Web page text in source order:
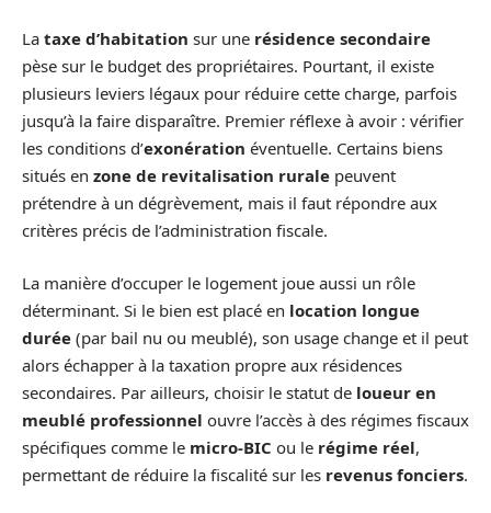
La taxe d’habitation sur une résidence secondaire
pèse sur le budget des propriétaires. Pourtant, il existe
plusieurs leviers légaux pour réduire cette charge, parfois
jusqu’à la faire disparaître. Premier réflexe à avoir : vérifier
les conditions d’exonération éventuelle. Certains biens
situés en zone de revitalisation rurale peuvent
prétendre à un dégrèvement, mais il faut répondre aux
critères précis de l’administration fiscale.
La manière d’occuper le logement joue aussi un rôle
déterminant. Si le bien est placé en location longue
durée (par bail nu ou meublé), son usage change et il peut
alors échapper à la taxation propre aux résidences
secondaires. Par ailleurs, choisir le statut de loueur en
meublé professionnel ouvre l’accès à des régimes fiscaux
spécifiques comme le micro-BIC ou le régime réel,
permettant de réduire la fiscalité sur les revenus fonciers.